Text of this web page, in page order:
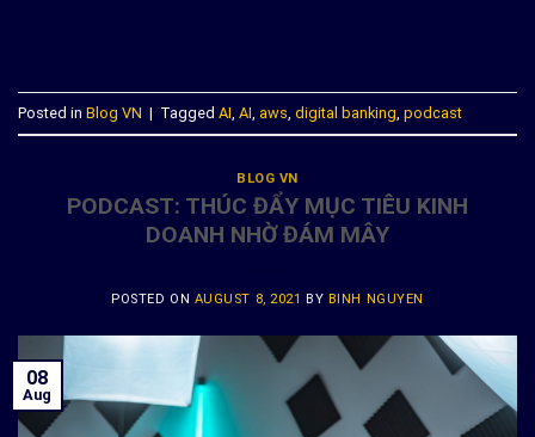
Posted in Blog VN | Tagged AI AI aws digital banking podcast
BLOG VN
PODCAST: THÚC ĐẨY MỤC TIÊU KINH
DOANH NHỜ ĐÁM MÂY
POSTED ON AUGUST 8, 2021 BY BINH NGUYEN
08
Aug